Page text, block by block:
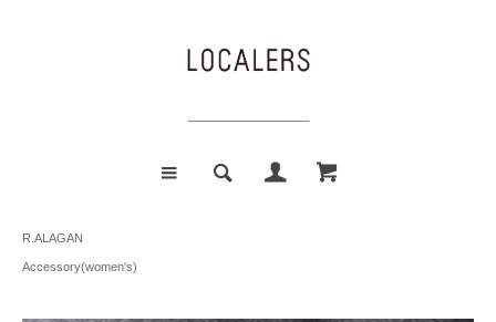
R.ALAGAN
Accessory(women's)